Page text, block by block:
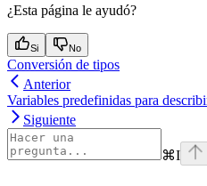
¿Esta página le ayudó?
Si No
Conversión de tipos
Anterior
Variables predefinidas para
Siguiente
⌘I